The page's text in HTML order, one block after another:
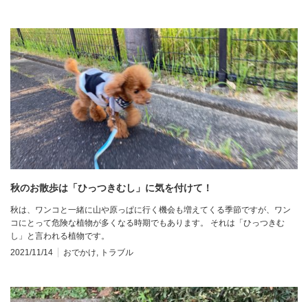
秋のお散歩は「ひっつきむし」に気を付けて！
秋は、ワンコと一緒に山や原っぱに行く機会も増えてくる季節ですが、ワン
コにとって危険な植物が多くなる時期でもあります。 それは「ひっつきむ
し」と言われる植物です。
2021/11/14
おでかけ, トラブル